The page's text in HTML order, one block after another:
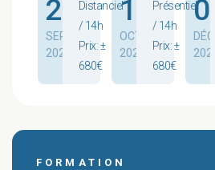
21
SEPT.
2026
Distanciel
/ 14h
Prix: ±
680€
19
OCT.
2026
Présentiel
/ 14h
Prix: ±
680€
01
DÉC.
2026
FORMATION